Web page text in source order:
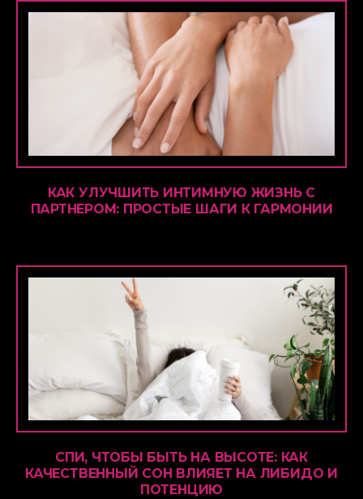
КАК УЛУЧШИТЬ ИНТИМНУЮ ЖИЗНЬ С
ПАРТНЕРОМ: ПРОСТЫЕ ШАГИ К ГАРМОНИИ
СПИ, ЧТОБЫ БЫТЬ НА ВЫСОТЕ: КАК
КАЧЕСТВЕННЫЙ СОН ВЛИЯЕТ НА ЛИБИДО И
ПОТЕНЦИЮ